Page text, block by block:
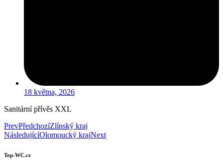
18 května, 2026
Sanitární přívěs XXL
PrevPředchozíZlínský kraj
NásledujícíOlomoucký krajNext
Top-WC.cz